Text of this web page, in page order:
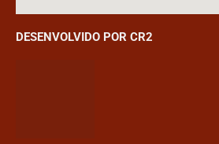
DESENVOLVIDO POR CR2